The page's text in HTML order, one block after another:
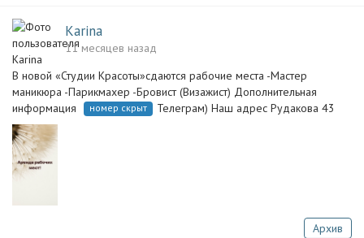
Karina
11 месяцев назад
В новой «Студии Красоты»сдаются рабочие места -Мастер
маникюра -Парикмахер -Бровист (Визажист) Дополнительная
информация
номер скрыт Телеграм) Наш адрес Рудакова 43
Архив